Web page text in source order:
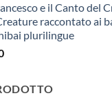
originale
era:
€263,40.
attuale
è:
€250,00.
e il Canto del
raccontato ai
plurilingue